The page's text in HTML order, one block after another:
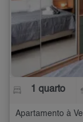
1 quarto
Apartamento à